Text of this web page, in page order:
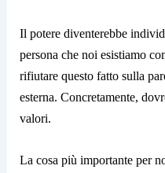
Il potere diventerebbe
persona che noi esistiamo
rifiutare questo fatto sulla
esterna. Concretamente,
valori.
La cosa più importante per